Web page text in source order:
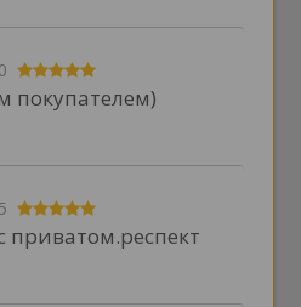
покупателем)
приватом.респект